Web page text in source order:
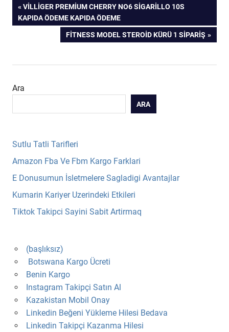
Yazı
gezinmesi
PREVIOUS
POST:
VILLIGER PREMIUM CHERRY NO6 SIGARILLO 10S
KAPIDA ÖDEME KAPIDA ÖDEME
NEXT
FITNESS MODEL STEROID KÜRÜ 1 SIPARIŞ
Ara
ARA
Sutlu Tatli Tarifleri
Amazon Fba Ve Fbm Kargo Farklari
E Donusumun İsletmelere Sagladigi Avantajlar
Kumarin Kariyer Uzerindeki Etkileri
Tiktok Takipci Sayini Sabit Artirmaq
(başlıksız)
Botswana Kargo Ücreti
Benin Kargo
Instagram Takipçi Satın Al
Kazakistan Mobil Onay
Linkedin Beğeni Yükleme Hilesi Bedava
Linkedin Takipçi Kazanma Hilesi